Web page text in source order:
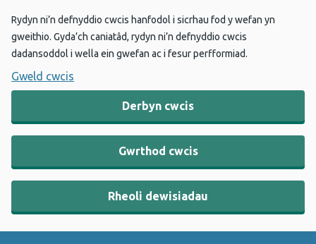
Rydyn ni’n defnyddio cwcis hanfodol i sicrhau fod y wefan yn
gweithio. Gyda’ch caniatâd, rydyn ni’n defnyddio cwcis
dadansoddol i wella ein gwefan ac i fesur perfformiad.
Gweld cwcis
Derbyn cwcis
Gwrthod cwcis
Rheoli dewisiadau